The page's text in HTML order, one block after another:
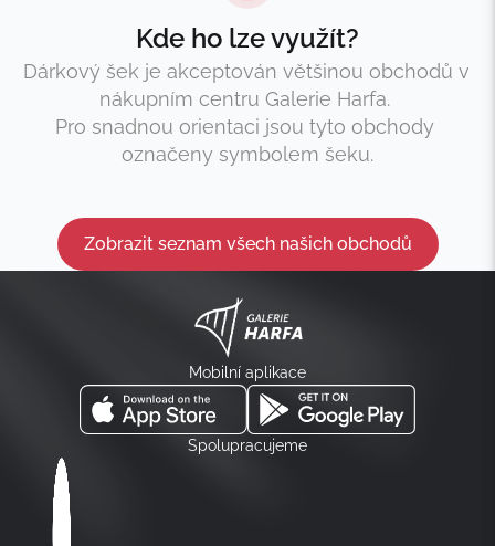
Kde ho lze využít?
Dárkový šek je akceptován většinou obchodů v
nákupním centru Galerie Harfa.
Pro snadnou orientaci jsou tyto obchody
označeny symbolem šeku.
Zobrazit seznam všech našich obchodů
Mobilní aplikace
Spolupracujeme